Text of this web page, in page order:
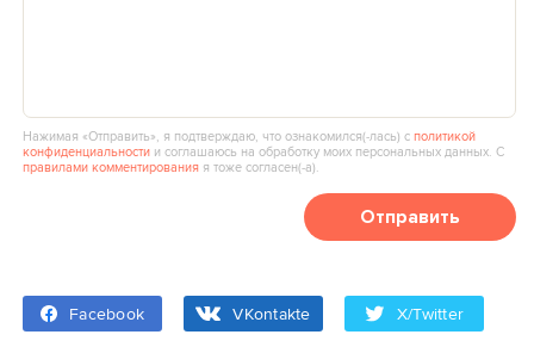
Нажимая «Отправить», я подтверждаю, что ознакомился(‑лась) сполитикой
конфиденциальности и соглашаюсь на обработку моих персональных данных. С
правилами комментирования я тоже согласен(‑а).
Отправить
Facebook VKontakte X/Twitter